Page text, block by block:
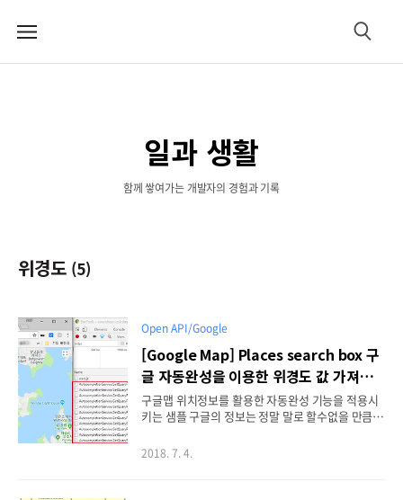
메
검
일과 생활
함께 쌓여가는 개발자의 경험과 기록
위경도 (5)
Open API/Google
[Google Map] Places search box 구
글 자동완성을 이용한 위경도 값 가져오
기
구글맵 위치정보를 활용한 자동완성 기능을 적용시
키는 샘플 구글의 정보는 정말 말로 할수없을 만큼
요. 기존에 장소(정확히는 도시별)별 위경도 값을 직
2018. 7. 4.